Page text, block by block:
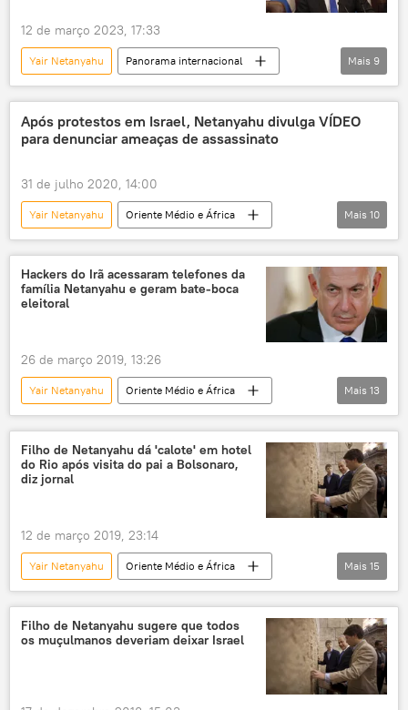
12 de março 2023, 17:33
Yair Netanyahu
Panorama internacional
Oriente Médio e África
Benjamin Netanyahu
EUA
Itália
The Times of Israel
Departamento de Estado dos EUA
Mais 9
Após protestos em Israel, Netanyahu divulga VÍDEO
para denunciar ameaças de assassinato
31 de julho 2020, 14:00
Yair Netanyahu
Oriente Médio e África
Mundo
Notícias
Israel
Benjamin Netanyahu
Sara Netanyahu
ameaça de morte
assassinato
violência
Mais 10
Hackers do Irã acessaram telefones da
família Netanyahu e geram bate-boca
eleitoral
26 de março 2019, 13:26
Yair Netanyahu
Oriente Médio e África
Mundo
Notícias
Israel
Irã
Benjamin Netanyahu
Benny Gantz
Sara Netanyahu
telefone
ataque cibernético
diplomacia
Mais 13
Filho de Netanyahu dá 'calote' em hotel
do Rio após visita do pai a Bolsonaro,
diz jornal
12 de março 2019, 23:14
Yair Netanyahu
Oriente Médio e África
Mundo
Notícias do Brasil
Notícias
Israel
Rio de Janeiro
Jair Bolsonaro
Benjamin Netanyahu
Mais 15
Filho de Netanyahu sugere que todos
os muçulmanos deveriam deixar Israel